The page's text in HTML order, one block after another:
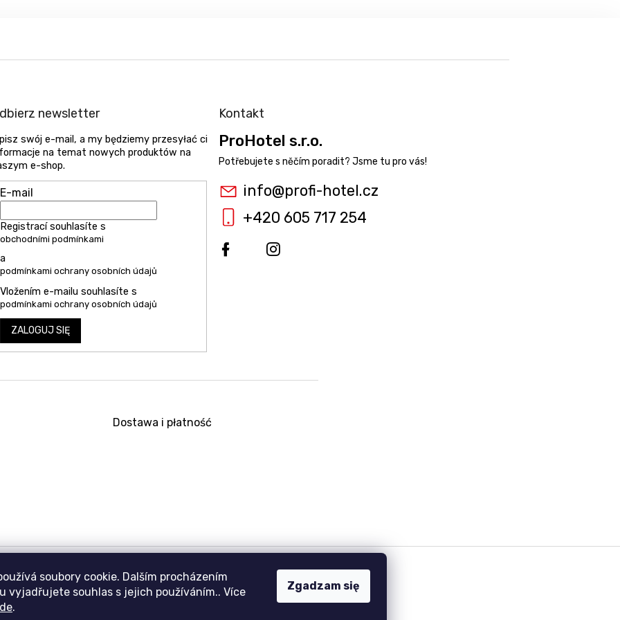
soubory cookie. Dalším procházením
vyjadřujete souhlas s jejich používáním.. Více
.
Zgadzam się
newsletter
swój e-mail, a my będziemy przesyłać ci
na temat nowych produktów na
e-shop.
E-mail
Registrací souhlasíte s
obchodními podmínkami
a
podmínkami ochrany osobních údajů
Vložením e-mailu souhlasíte s
podmínkami ochrany osobních údajů
ZALOGUJ SIĘ
Kontakt
ProHotel s.r.o.
info@profi-hotel.cz
+420 605 717 254
Dostawa i płatność